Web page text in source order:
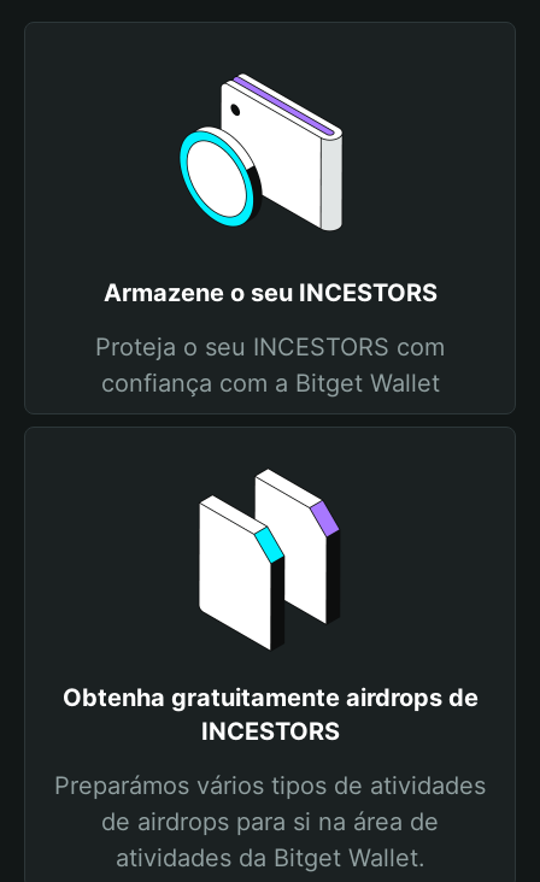
Armazene o seu INCESTORS
Proteja o seu INCESTORS com
confiança com a Bitget Wallet
Obtenha gratuitamente airdrops de
INCESTORS
Preparámos vários tipos de atividades
de airdrops para si na área de
atividades da Bitget Wallet.